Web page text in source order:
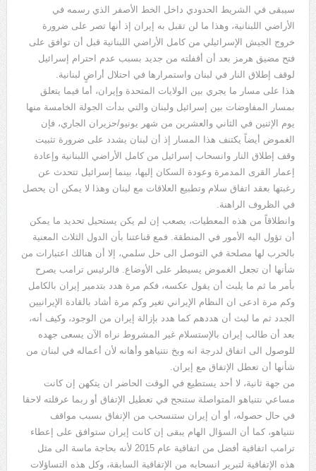
سيبقى في الشريط الحدودي داخل الخط الأصفر الذي رسمه في
الأراضي اللبنانية، وهذا ما لن تقبل به إيران إذ أنها تصر على ضرورة
خروج الجيش الإسرائيلي من كامل الأراضي اللبنانية قبل أن توافق على
فتح مضيق هرمز بعد أن أقفلته من جديد بسبب عدم احترام إسرائيل
لوقف إطلاق النار في لبنان واستمرارها في احتلال أراضٍ لبنانية.
هذا على مسار ما يجري بين الولايات المتحدة وإيران، أما فيما يتعلق
بمسار المفاوضات بين إسرائيل ولبنان والتي بدأت الجولة الخامسة منها
يوم الإثنين في الثاني والعشرين من شهر يونيو/حزيران الجاري، فإن
الغموض أيضاً يكتنف هذا المسار إذ أن لبنان يشدد على ضرورة تثبيت
وقف إطلاق النار وانسحاب إسرائيل من كامل الأراضي اللبنانية وإعادة
إعمار القرى المدمرة وعودة السكان إليها، بينما إسرائيل تتحدث عن
رغبتها بعقد اتفاق سلام وتطبيع العلاقات مع لبنان وهذا لا يمكن أن يحصل
في الظروف الراهنة.
وانطلاقاً من هذه المعطيات، يصعب إن لم يكن يستحيل تحديد ما يمكن
أن تؤول اليه الأمور في المنطقة. فمع قناعتنا بأن الدول الثلاث المعنية
بالحرب لها مصلحة في التوصل الى حل سلمي، إلا أن هنالك اعتبارات من
شأنها أن تجعل الغموض يسيطر على الأوضاع. فالرئيس ترامب يصرح
بأمر ما ثم ما يلبث أن يقول عكسه، فكم مرة هدد بتدمير إيران بالكامل
وكم مرة ادعى ان النظام الإيراني تغير وكم مرة أشاد بالقادة الإيرانيين
الجدد ثم ما لبث أن هددهم كما هدد بإزالة إيران من الوجود، وكيف أنه،
بعد أن طالب إيران بالإستسلام غير المشروط نراه الآن يسعى جهده
للوصول الى اتفاق لدرجة انه وبخ نتنياهو وأهانه لأن أعماله في لبنان من
شأنها أن تعطل الإتفاق مع إيران.
من جهة ثانية، لا أحد يستطيع في الوقت الحاضر ان يتكهن إن كانت
مساعي نتنياهو المتواصلة ستنجح في تعطيل الإتفاق أو ربما عرقلته لاحقا
في حال حصوله، أو أن إيران ستنسحب من الإتفاق بسبب مواقف
نتنياهو، كما أن السؤال الهام يبقى إن كانت إيران ستوافق على إعطاء
ترامب اتفاقية أفضل من اتفاقية عام 2015 لأنه بحاجة ماسة الى مثل
هذه الإتفاقية لتبرير انسحابه من الإتفاقية السابقة، وكل هذه التساؤلات